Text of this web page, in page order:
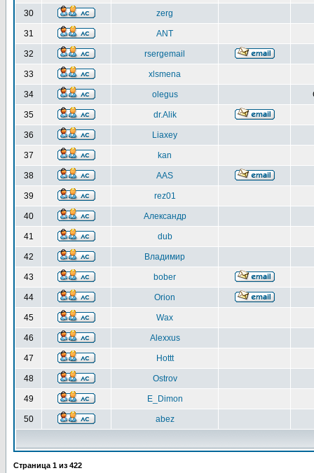
30 zerg
31 ANT
32 rsergemail
33 xlsmena
34 olegus
35 dr.Alik
36 Liaxey
37 kan
38 AAS
39 rez01
40 Александр
41 dub
42 Владимир
43 bober
44 Orion
45 Wax
46 Alexxus
47 Hottt
48 Ostrov
49 E_Dimon
50 abez
Страница 1 из 422